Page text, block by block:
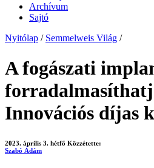
Archívum
Sajtó
Nyitólap / Semmelweis Világ /
A fogászati
Innovációs díjas
2023. április 3. hétfő Közzétette:
Szabó Ádám